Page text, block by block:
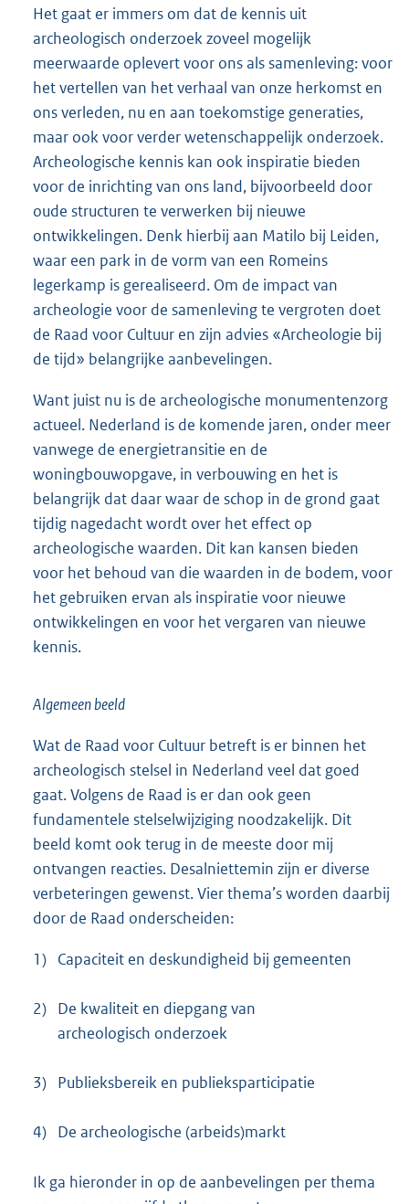
Het gaat er immers om dat de kennis uit
archeologisch onderzoek zoveel mogelijk
meerwaarde oplevert voor ons als samenleving: voor
het vertellen van het verhaal van onze herkomst en
ons verleden, nu en aan toekomstige generaties,
maar ook voor verder wetenschappelijk onderzoek.
Archeologische kennis kan ook inspiratie bieden
voor de inrichting van ons land, bijvoorbeeld door
oude structuren te verwerken bij nieuwe
ontwikkelingen. Denk hierbij aan Matilo bij Leiden,
waar een park in de vorm van een Romeins
legerkamp is gerealiseerd. Om de impact van
archeologie voor de samenleving te vergroten doet
de Raad voor Cultuur en zijn advies «Archeologie bij
de tijd» belangrijke aanbevelingen.
Want juist nu is de archeologische monumentenzorg
actueel. Nederland is de komende jaren, onder meer
vanwege de energietransitie en de
woningbouwopgave, in verbouwing en het is
belangrijk dat daar waar de schop in de grond gaat
tijdig nagedacht wordt over het effect op
archeologische waarden. Dit kan kansen bieden
voor het behoud van die waarden in de bodem, voor
het gebruiken ervan als inspiratie voor nieuwe
ontwikkelingen en voor het vergaren van nieuwe
kennis.
Algemeen beeld
Wat de Raad voor Cultuur betreft is er binnen het
archeologisch stelsel in Nederland veel dat goed
gaat. Volgens de Raad is er dan ook geen
fundamentele stelselwijziging noodzakelijk. Dit
beeld komt ook terug in de meeste door mij
ontvangen reacties. Desalniettemin zijn er diverse
verbeteringen gewenst. Vier thema’s worden daarbij
door de Raad onderscheiden:
1) Capaciteit en deskundigheid bij gemeenten
2) De kwaliteit en diepgang van
archeologisch onderzoek
3) Publieksbereik en publieksparticipatie
4) De archeologische (arbeids)markt
Ik ga hieronder in op de aanbevelingen per thema